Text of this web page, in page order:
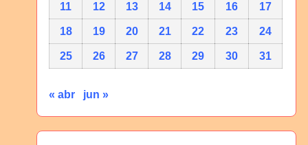
11 12 13 14 15 16 17
18 19 20 21 22 23 24
25 26 27 28 29 30 31
« abr jun »